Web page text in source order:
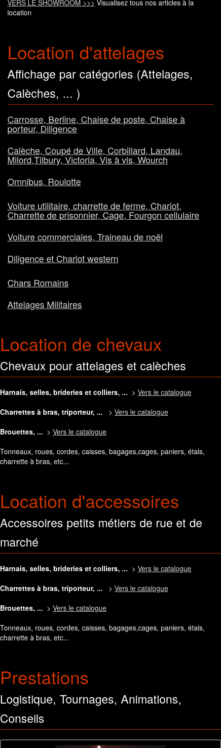
VERS LE SHOWROOM >>> Visualisez tous nos articles à la
location
Location d'attelages
Affichage par catégories (Attelages,
Calèches, ... )
Carrosse, Berline, Chaise de poste, Chaise à
porteur, Diligence
Calèche, Coupé de Ville, Corbillard, Landau,
Milord,Tilbury, Victoria, Vis à vis, Wourch
Omnibus, Roulotte
Voiture utilitaire, charrette de ferme, Chariot,
Charrette de prisonnier, Cage, Fourgon cellulaire
Voiture commerciales, Traineau de noël
Diligence et Chariot western
Chars Romains
Attelages Militaires
Location de chevaux
Chevaux pour attelages et calèches
Harnais, selles, brideries et colliers, ... > Vers le catalogue
Charrettes à bras, triporteur, ... > Vers le catalogue
Brouettes, ... > Vers le catalogue
Tonneaux, roues, cordes, caisses, bagages,cages, paniers, étals,
charrette à bras, etc...
Location d'accessoires
Accessoires petits métiers de rue et de
marché
Harnais, selles, brideries et colliers, ... > Vers le catalogue
Charrettes à bras, triporteur, ... > Vers le catalogue
Brouettes, ... > Vers le catalogue
Tonneaux, roues, cordes, caisses, bagages,cages, paniers, étals,
charrette à bras, etc...
Prestations
Logistique, Tournages, Animations,
Conseils